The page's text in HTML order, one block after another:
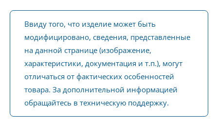
Ввиду того, что изделие может быть
модифицировано, сведения, представленные
на данной странице (изображение,
характеристики, документация и т.п.), могут
отличаться от фактических особенностей
товара. За дополнительной информацией
обращайтесь в техническую поддержку.